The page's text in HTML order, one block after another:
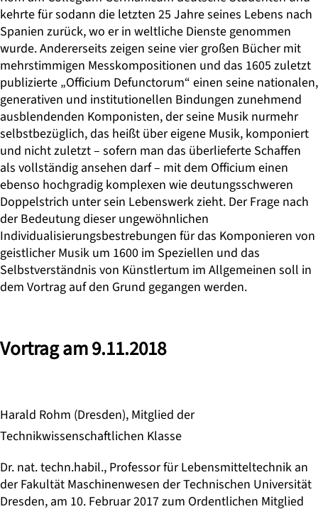
kehrte für sodann die letzten 25 Jahre seines Lebens nach
Spanien zurück, wo er in weltliche Dienste genommen
wurde. Andererseits zeigen seine vier großen Bücher mit
mehrstimmigen Messkompositionen und das 1605 zuletzt
publizierte „Officium Defunctorum“ einen seine nationalen,
generativen und institutionellen Bindungen zunehmend
ausblendenden Komponisten, der seine Musik nurmehr
selbstbezüglich, das heißt über eigene Musik, komponiert
und nicht zuletzt – sofern man das überlieferte Schaffen
als vollständig ansehen darf – mit dem Officium einen
ebenso hochgradig komplexen wie deutungsschweren
Doppelstrich unter sein Lebenswerk zieht. Der Frage nach
der Bedeutung dieser ungewöhnlichen
Individualisierungsbestrebungen für das Komponieren von
geistlicher Musik um 1600 im Speziellen und das
Selbstverständnis von Künstlertum im Allgemeinen soll in
dem Vortrag auf den Grund gegangen werden.
Vortrag am 9.11.2018
Harald Rohm (Dresden), Mitglied der
Technikwissenschaftlichen Klasse
Dr. nat. techn.habil., Professor für Lebensmitteltechnik an
der Fakultät Maschinenwesen der Technischen Universität
Dresden, am 10. Februar 2017 zum Ordentlichen Mitglied